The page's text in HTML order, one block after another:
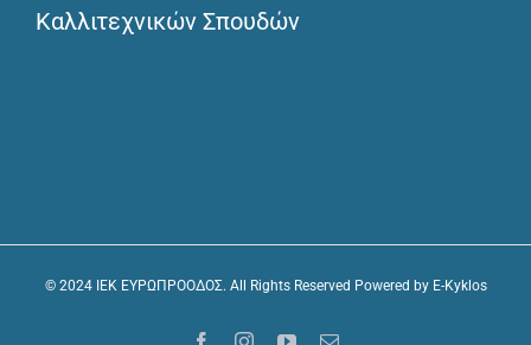
Καλλιτεχνικών Σπουδών
© 2024 IEK ΕΥΡΩΠΡΟΟΔΟΣ. All Rights Reserved Powered by E-Kyklos
FacebookInstagramYouTubeEmail